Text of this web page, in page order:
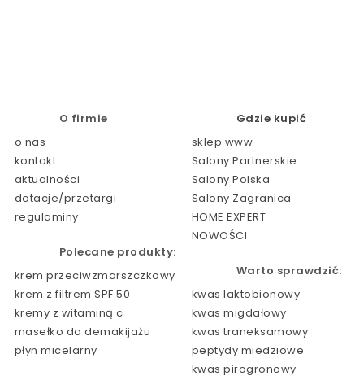
O firmie
o nas
kontakt
aktualności
dotacje/przetargi
regulaminy
Polecane produkty:
krem przeciwzmarszczkowy
krem z filtrem SPF 50
kremy z witaminą c
masełko do demakijażu
płyn micelarny
Gdzie kupić
sklep www
Salony Partnerskie
Salony Polska
Salony Zagranica
HOME EXPERT
NOWOŚCI
Warto sprawdzić:
kwas laktobionowy
kwas migdałowy
kwas traneksamowy
peptydy miedziowe
kwas pirogronowy